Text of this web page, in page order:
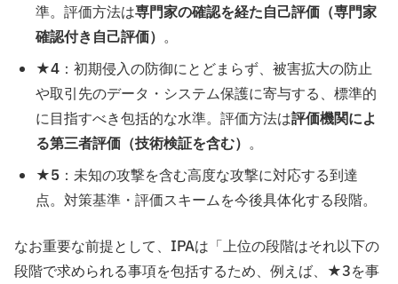
準。評価方法は専門家の確認を経た自己評価（専門家
確認付き自己評価） 。
★4 ：初期侵入の防御にとどまらず、被害拡大の防止
や取引先のデータ・システム保護に寄与する、標準的
に目指すべき包括的な水準。評価方法は評価機関によ
る第三者評価（技術検証を含む） 。
★5 ：未知の攻撃を含む高度な攻撃に対応する到達
点。対策基準・評価スキームを今後具体化する段階。
なお重要な前提として、IPAは「上位の段階はそれ以下の
段階で求められる事項を包括するため、例えば、★3を事